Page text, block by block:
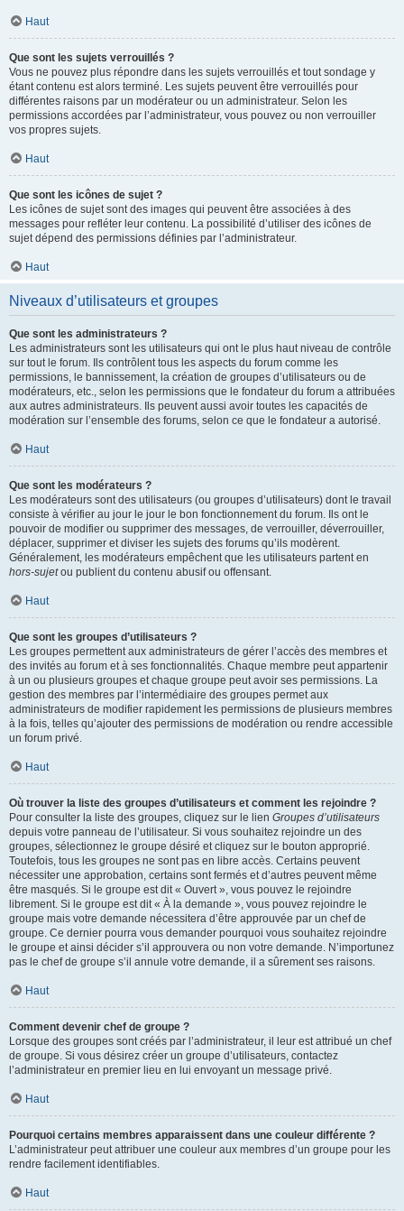
Haut
Que sont les sujets verrouillés ?
Vous ne pouvez plus répondre dans les sujets verrouillés et tout sondage y
étant contenu est alors terminé. Les sujets peuvent être verrouillés pour
différentes raisons par un modérateur ou un administrateur. Selon les
permissions accordées par l’administrateur, vous pouvez ou non verrouiller
vos propres sujets.
Haut
Que sont les icônes de sujet ?
Les icônes de sujet sont des images qui peuvent être associées à des
messages pour refléter leur contenu. La possibilité d’utiliser des icônes de
sujet dépend des permissions définies par l’administrateur.
Haut
Niveaux d’utilisateurs et groupes
Que sont les administrateurs ?
Les administrateurs sont les utilisateurs qui ont le plus haut niveau de contrôle
sur tout le forum. Ils contrôlent tous les aspects du forum comme les
permissions, le bannissement, la création de groupes d’utilisateurs ou de
modérateurs, etc., selon les permissions que le fondateur du forum a attribuées
aux autres administrateurs. Ils peuvent aussi avoir toutes les capacités de
modération sur l’ensemble des forums, selon ce que le fondateur a autorisé.
Haut
Que sont les modérateurs ?
Les modérateurs sont des utilisateurs (ou groupes d’utilisateurs) dont le travail
consiste à vérifier au jour le jour le bon fonctionnement du forum. Ils ont le
pouvoir de modifier ou supprimer des messages, de verrouiller, déverrouiller,
déplacer, supprimer et diviser les sujets des forums qu’ils modèrent.
Généralement, les modérateurs empêchent que les utilisateurs partent en
hors-sujetou publient du contenu abusif ou offensant.
Haut
Que sont les groupes d’utilisateurs ?
Les groupes permettent aux administrateurs de gérer l’accès des membres et
des invités au forum et à ses fonctionnalités. Chaque membre peut appartenir
à un ou plusieurs groupes et chaque groupe peut avoir ses permissions. La
gestion des membres par l’intermédiaire des groupes permet aux
administrateurs de modifier rapidement les permissions de plusieurs membres
à la fois, telles qu’ajouter des permissions de modération ou rendre accessible
un forum privé.
Haut
Où trouver la liste des groupes d’utilisateurs et comment les rejoindre ?
Pour consulter la liste des groupes, cliquez sur le lien Groupes d’utilisateurs
depuis votre panneau de l’utilisateur. Si vous souhaitez rejoindre un des
groupes, sélectionnez le groupe désiré et cliquez sur le bouton approprié.
Toutefois, tous les groupes ne sont pas en libre accès. Certains peuvent
nécessiter une approbation, certains sont fermés et d’autres peuvent même
être masqués. Si le groupe est dit « Ouvert », vous pouvez le rejoindre
librement. Si le groupe est dit « À la demande », vous pouvez rejoindre le
groupe mais votre demande nécessitera d’être approuvée par un chef de
groupe. Ce dernier pourra vous demander pourquoi vous souhaitez rejoindre
le groupe et ainsi décider s’il approuvera ou non votre demande. N’importunez
pas le chef de groupe s’il annule votre demande, il a sûrement ses raisons.
Haut
Comment devenir chef de groupe ?
Lorsque des groupes sont créés par l’administrateur, il leur est attribué un chef
de groupe. Si vous désirez créer un groupe d’utilisateurs, contactez
l’administrateur en premier lieu en lui envoyant un message privé.
Haut
Pourquoi certains membres apparaissent dans une couleur différente ?
L’administrateur peut attribuer une couleur aux membres d’un groupe pour les
rendre facilement identifiables.
Haut